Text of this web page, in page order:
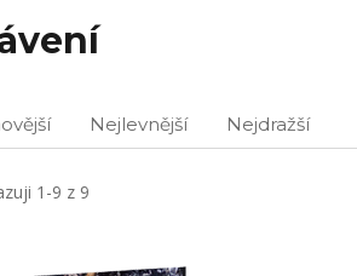
Nejlevnější Nejdražší
1-9 z 9